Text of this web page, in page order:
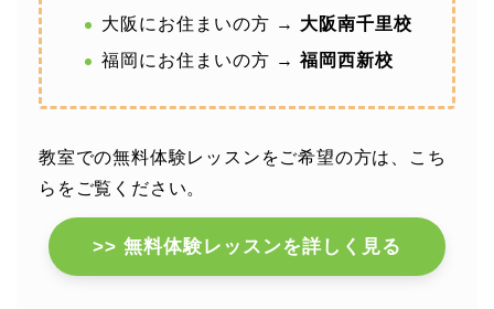
大阪にお住まいの方 → 大阪南千里校
福岡にお住まいの方 →福岡西新校
教室での無料体験レッスンをご希望の方は、こち
らをご覧ください。
>> 無料体験レッスンを詳しく見る